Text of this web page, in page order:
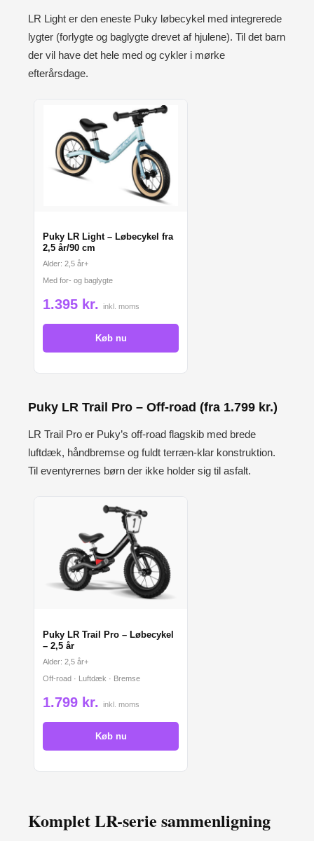
LR Light er den eneste Puky løbecykel med integrerede
lygter (forlygte og baglygte drevet af hjulene). Til det barn
der vil have det hele med og cykler i mørke
efterårsdage.
Puky LR Light – Løbecykel fra
2,5 år/90 cm
Alder: 2,5 år+
Med for- og baglygte
1.395 kr. inkl. moms
Køb nu
Puky LR Trail Pro – Off-road (fra 1.799 kr.)
LR Trail Pro er Puky’s off-road flagskib med brede
luftdæk, håndbremse og fuldt terræn-klar konstruktion.
Til eventyrernes børn der ikke holder sig til asfalt.
Puky LR Trail Pro – Løbecykel
– 2,5 år
Alder: 2,5 år+
Off-road · Luftdæk · Bremse
1.799 kr. inkl. moms
Køb nu
Komplet LR-serie sammenligning